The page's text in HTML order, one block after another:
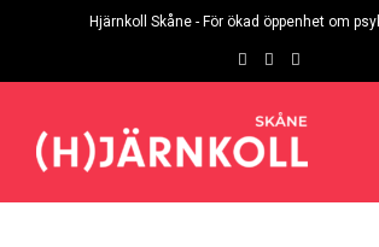
Hjärnkoll Skåne - För ökad öppenhet om